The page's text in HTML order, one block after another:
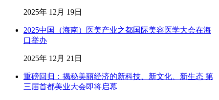
2025年 12月 19日
2025中国（海南）医美产业之都国际美容医学大会在海
口举办
2025年 12月 21日
重磅回归：揭秘美丽经济的新科技、新文化、新生态 第
三届首都美业大会即将启幕